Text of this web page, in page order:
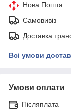
Нова Пошта
Самовивіз
Доставка
Всі умови
Умови оплати
Післяплата